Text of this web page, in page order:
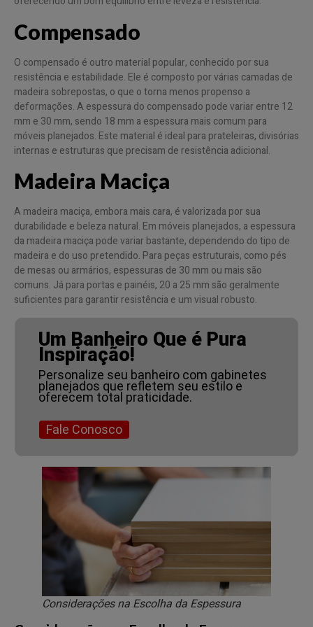
Compensado
O compensado é outro material popular, conhecido por sua
resistência e estabilidade. Ele é composto por várias camadas de
madeira sobrepostas, o que o torna menos propenso a
deformações. A espessura do compensado pode variar entre 12
mm e 30 mm, sendo 18 mm a espessura mais comum para
móveis planejados. Este material é ideal para prateleiras, divisórias
internas e estruturas que precisam de resistência adicional.
Madeira Maciça
A madeira maciça, embora mais cara, é valorizada por sua
durabilidade e beleza natural. Em móveis planejados, a espessura
da madeira maciça pode variar bastante, dependendo do tipo de
madeira e do uso pretendido. Para peças estruturais, como pés
de mesas ou armários, espessuras de 30 mm ou mais são
comuns. Já para portas e painéis, 20 a 25 mm são geralmente
suficientes para garantir resistência e um visual robusto.
Um Banheiro Que é Pura
Inspiração!
Personalize seu banheiro com gabinetes
planejados que refletem seu estilo e
oferecem total praticidade.
Fale Conosco
Considerações na Escolha da Espessura